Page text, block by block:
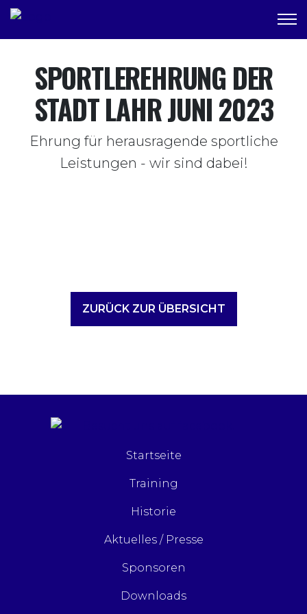
SPORTLEREHRUNG DER
STADT LAHR JUNI 2023
Ehrung für herausragende sportliche
Leistungen - wir sind dabei!
ZURÜCK ZUR ÜBERSICHT
Startseite
Training
Historie
Aktuelles / Presse
Sponsoren
Downloads